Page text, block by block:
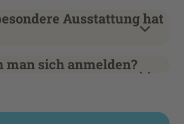
Ausstattung hat
man sich anmelden?